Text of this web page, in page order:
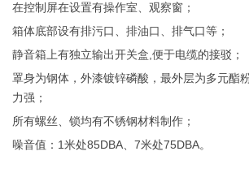
在控制屏在设置有操作室、观察窗；
箱体底部设有排污口、排油口、排气口等；
静音箱上有独立输出开关盒,便于电缆的接驳；
罩身为钢体，外漆镀锌磷酸，最外层为多元酯
力强；
所有螺丝、锁均有不锈钢材料制作；
噪音值：1米处85DBA、7米处75DBA。